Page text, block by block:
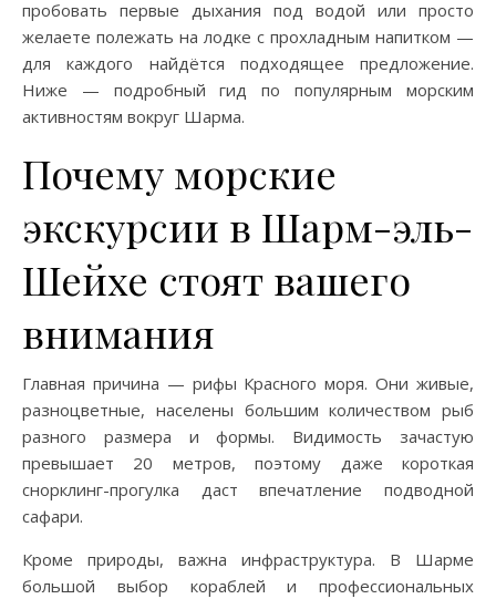
пробовать первые дыхания под водой или просто
желаете полежать на лодке с прохладным напитком —
для каждого найдётся подходящее предложение.
Ниже — подробный гид по популярным морским
активностям вокруг Шарма.
Почему морские
экскурсии в Шарм-эль-
Шейхе стоят вашего
внимания
Главная причина — рифы Красного моря. Они живые,
разноцветные, населены большим количеством рыб
разного размера и формы. Видимость зачастую
превышает 20 метров, поэтому даже короткая
снорклинг-прогулка даст впечатление подводной
сафари.
Кроме природы, важна инфраструктура. В Шарме
большой выбор кораблей и профессиональных